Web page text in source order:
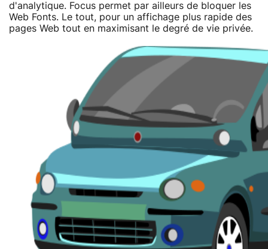
d'analytique. Focus permet par ailleurs de bloquer les
Web Fonts. Le tout, pour un affichage plus rapide des
pages Web tout en maximisant le degré de vie privée.